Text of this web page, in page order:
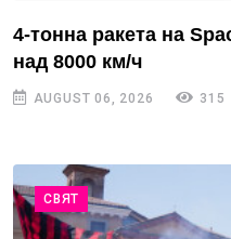
4-тонна ракета на
над 8000 км/ч
AUGUST 06, 2026 315
СВЯТ